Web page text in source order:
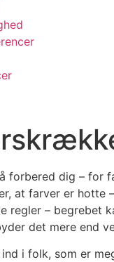
forbered dig – for
at farver er hotte
regler – begrebet
det mere end
i folk, som er